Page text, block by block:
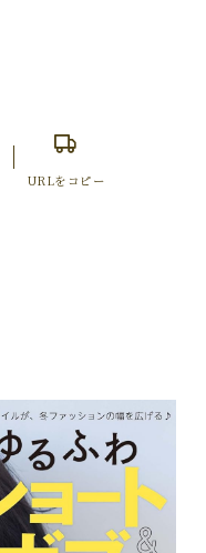
URLをコピー